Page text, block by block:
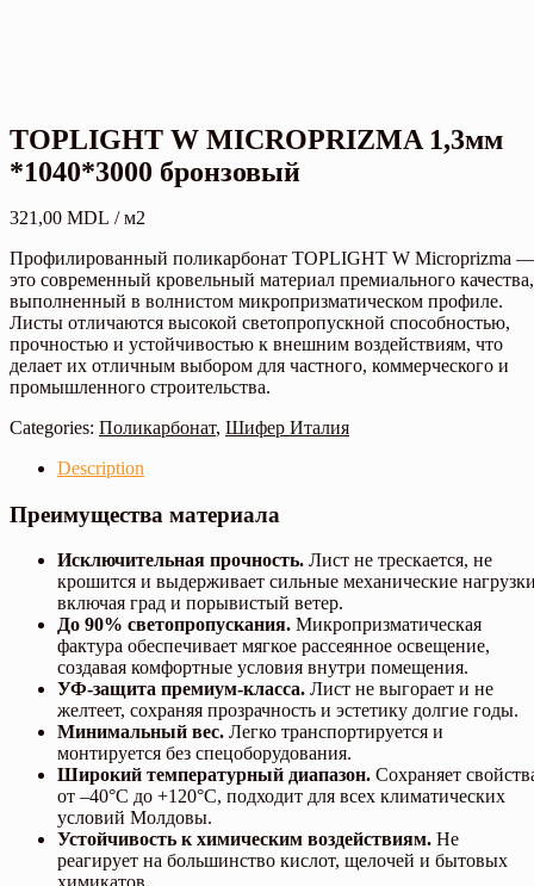
TOPLIGHT W MICROPRIZMA 1,3мм
*1040*3000 бронзовый
321,00 MDL / м2
Профилированный поликарбонат TOPLIGHT W Microprizma —
это современный кровельный материал премиального качества,
выполненный в волнистом микропризматическом профиле.
Листы отличаются высокой светопропускной способностью,
прочностью и устойчивостью к внешним воздействиям, что
делает их отличным выбором для частного, коммерческого и
промышленного строительства.
Categories: Поликарбонат, Шифер Италия
Description
Преимущества материала
Исключительная прочность. Лист не трескается, не
крошится и выдерживает сильные механические
включая град и порывистый ветер.
До 90% светопропускания. Микропризматическая
фактура обеспечивает мягкое рассеянное освещение,
создавая комфортные условия внутри помещения.
УФ-защита премиум-класса. Лист не выгорает и не
желтеет, сохраняя прозрачность и эстетику долгие годы.
Минимальный вес. Легко транспортируется и
монтируется без спецоборудования.
Широкий температурный диапазон. Сохраняет
от –40°C до +120°C, подходит для всех климатических
условий Молдовы.
Устойчивость к химическим воздействиям. Не
реагирует на большинство кислот, щелочей и бытовых